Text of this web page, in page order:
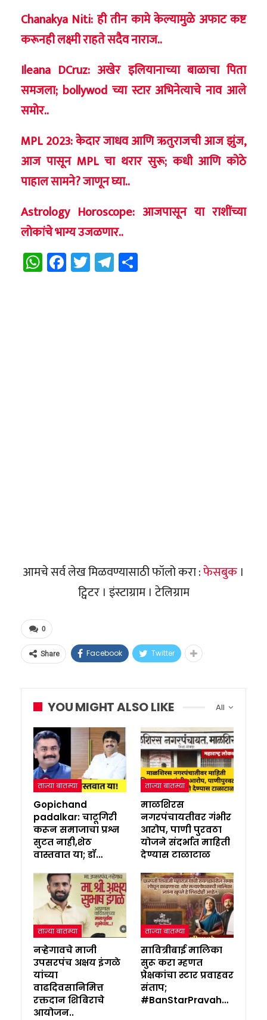
Chanakya Niti: ही तीन कामे केल्यामुळे अफाट कष्ट
करूनही लक्ष्मी राहते सदैव नाराज..
Ileana DCruz: अखेर इलियानाच्या बाळाचा पिता
समजला; bollywod च्या स्टार अभिनेत्याचे नाव आले
समोर..
MPL 2023: केदार जाधव आणि ऋतुराजची आज झुंज,
आज पासून MPL चा थरार सुरू; कधी आणि कोठे
पाहाल सामने? जाणून घ्या..
Astrology Horoscope: आजपासून या राशींच्या
लोकांचे भाग्य उजळणार..
WhatsApp
Facebook
TwitterTelegram
आमचे सर्व लेख मिळवण्यासाठी फॉलो करा :फेसबुक ।
ट्विटर । इंस्टाग्राम । टेलिग्राम
0
Share Facebook Twitter
All
YOU MIGHT ALSO LIKE
ताज्या बातम्या
Gopichand
padalkar: चाटूगिरी
करून समाजाचा प्रश्न
सुटत नाही,शेठ
वास्तवात या; डॉ…
ताज्या बातम्या
माळशिरस
नगरपंचायतीवर गंभीर
आरोप, पाणी पुरवठा
योजने संदर्भात माहिती
देण्यास टाळाटाळ
ताज्या बातम्या
नऱ्हेगावचे माजी
उपसरपंच अक्षय इंगळे
यांच्या
वाढदिवसानिमित्त
रक्तदान शिबिराचे
आयोजन..
ताज्या बातम्या
सावित्रीबाई मालिका
सुरू करा म्हणत
प्रेक्षकांचा स्टार प्रवाहवर
संताप;
#BanStarPravah…